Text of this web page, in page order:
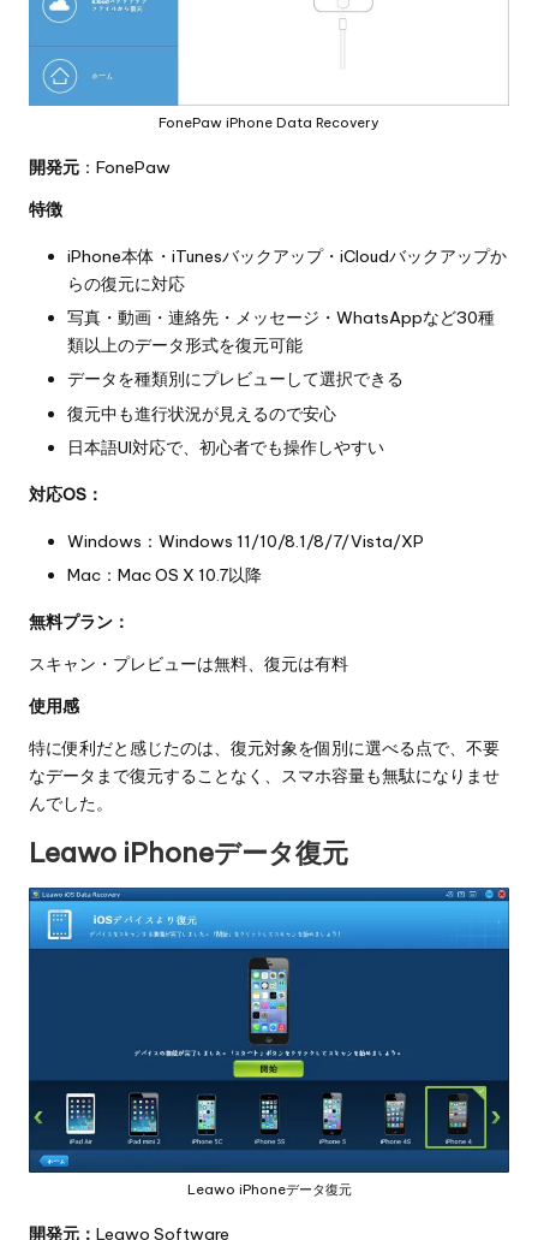
FonePaw iPhone Data Recovery
開発元 ：FonePaw
特徴
iPhone本体・iTunesバックアップ・iCloudバックアップか
らの復元に対応
写真・動画・連絡先・メッセージ・WhatsAppなど30種
類以上のデータ形式を復元可能
データを種類別にプレビューして選択できる
復元中も進行状況が見えるので安心
日本語UI対応で、初心者でも操作しやすい
対応OS：
Windows：Windows 11/10/8.1/8/7/Vista/XP
Mac：Mac OS X 10.7以降
無料プラン：
スキャン・プレビューは無料、復元は有料
使用感
特に便利だと感じたのは、復元対象を個別に選べる点で、不要
なデータまで復元することなく、スマホ容量も無駄になりませ
んでした。
Leawo iPhoneデータ復元
Leawo iPhoneデータ復元
開発元： Leawo Software